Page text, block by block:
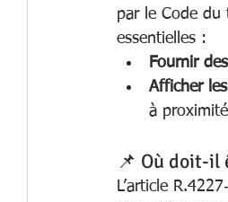
par le Code du
essentielles :
Fournir
Afficher
à
📌 Où doit-il
L’article